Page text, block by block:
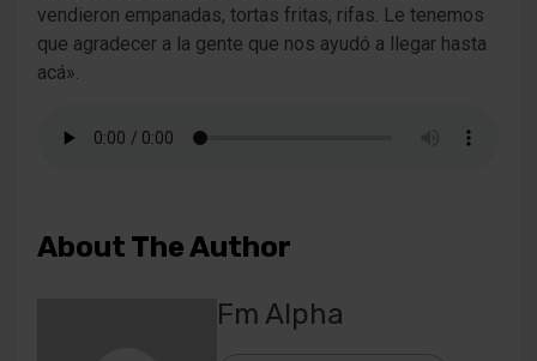
vendieron empanadas, tortas fritas, rifas. Le tenemos
que agradecer a la gente que nos ayudó a llegar hasta
acá».
About The Author
Fm Alpha